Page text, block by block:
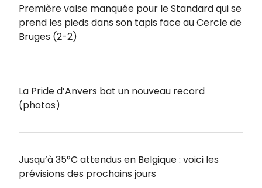
Première valse manquée pour le Standard qui se
prend les pieds dans son tapis face au Cercle de
Bruges (2-2)
La Pride d’Anvers bat un nouveau record
(photos)
Jusqu’à 35°C attendus en Belgique : voici les
prévisions des prochains jours